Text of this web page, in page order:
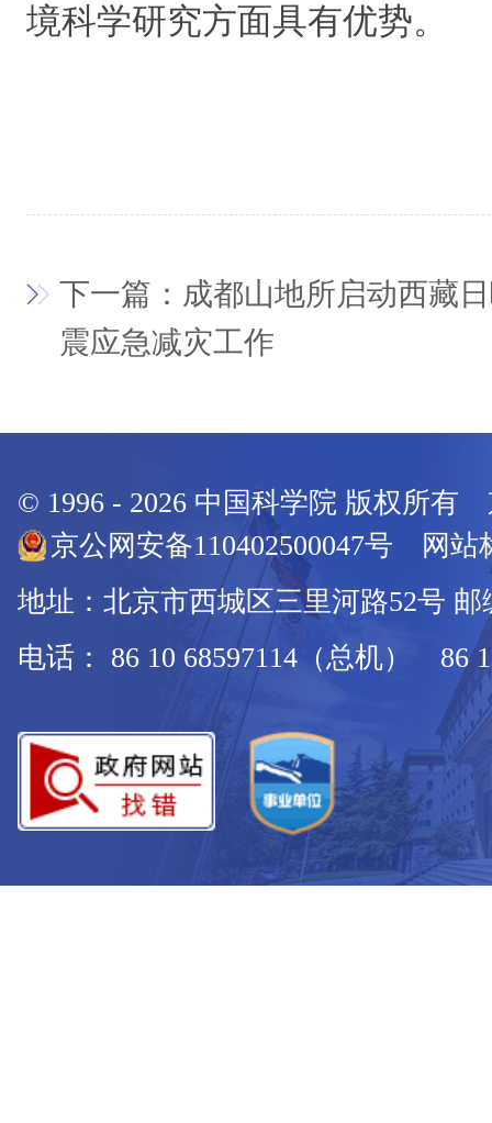
境科学研究方面具有优势。
下一篇：成都山地所启动西藏
震应急减灾工作
© 1996 - 2026 中国科学院 版权所有
京公网安备110402500047号 网站
地址：北京市西城区三里河路52号 邮
电话： 86 10 68597114（总机） 86